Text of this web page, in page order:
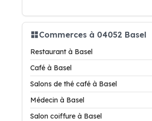
Commerces à 04052 Basel
Restaurant à Basel
Café à Basel
Salons de thé café à Basel
Médecin à Basel
Salon coiffure à Basel